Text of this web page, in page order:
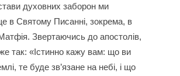
духовних заборон ми
в Святому Писанні, зокрема, в
Матфія. Звертаючись до апостолів,
так: «Істинно кажу вам: що ви
те буде зв’язане на небі, і що